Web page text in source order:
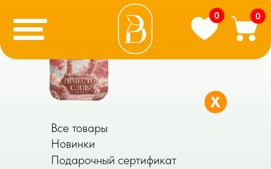
Подарочный сертификат
Новинки
Все товары
X